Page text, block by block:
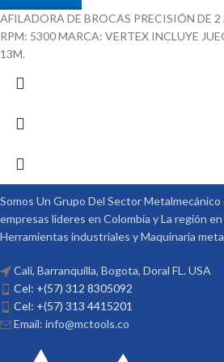
AFILADORA DE BROCAS PRECISIÓN DE
RPM: 5300 MARCA: VERTEX INCLUYE
13M.
Somos Un Grupo Del Sector
empresas lideres en Colombia y La región
Herramientas industriales y Maquinaria
Cali, Barranquilla, Bogota, Doral FL. USA
Cel: +(57) 312 8305092
Cel: +(57) 313 4415201
Email: info@mctools.co